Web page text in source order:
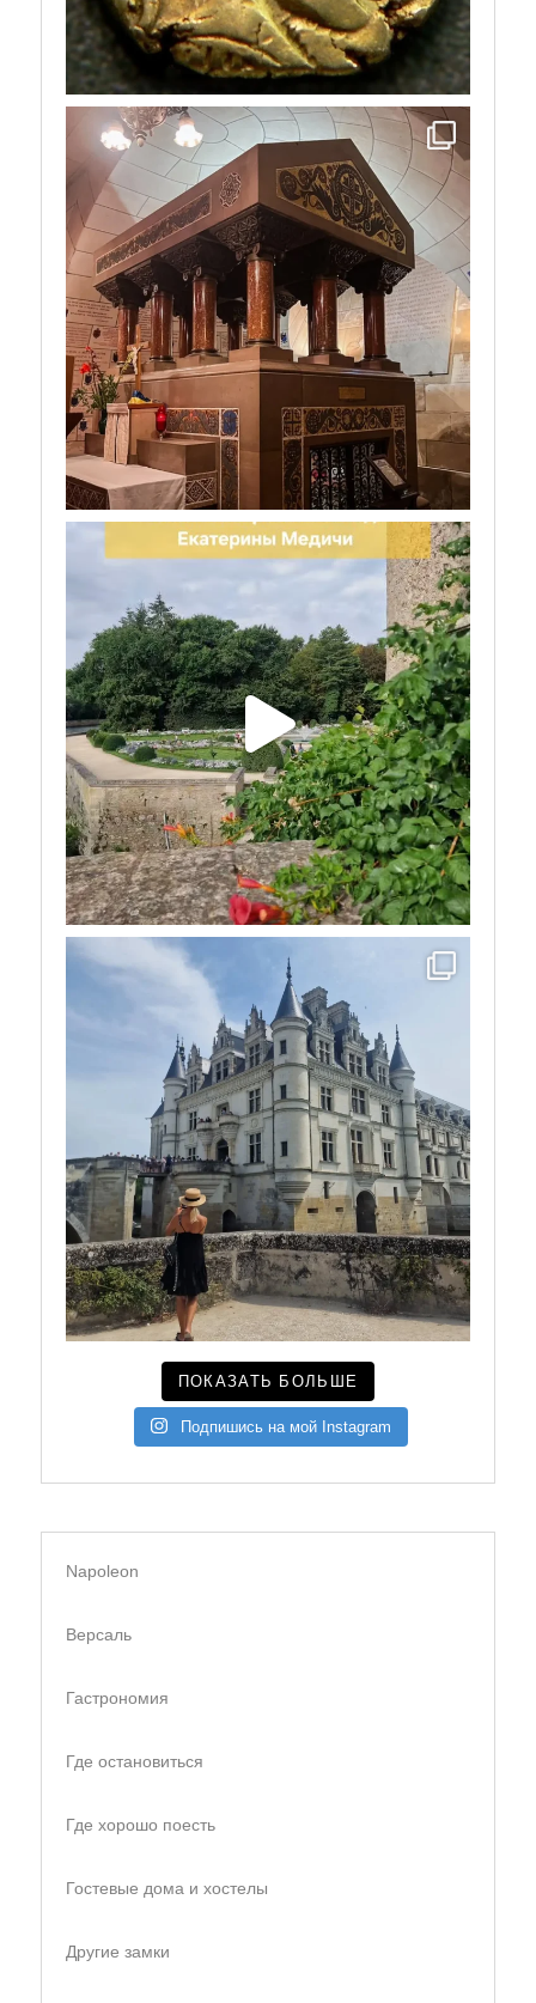
ПОКАЗАТЬ БОЛЬШЕ
Подпишись на мой Instagram
Napoleon
Версаль
Гастрономия
Где остановиться
Где хорошо поесть
Гостевые дома и хостелы
Другие замки